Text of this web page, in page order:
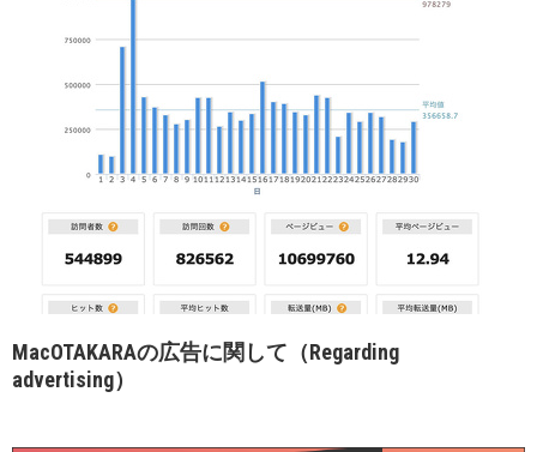
MacOTAKARAの広告に関して（Regarding
advertising）